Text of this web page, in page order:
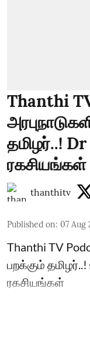
Thanthi
தமிழர்..!
ரகசியங்கள்
thanthitv
Published on: 07 Aug
Thanthi TV
பறக்கும்
ரகசியங்கள்